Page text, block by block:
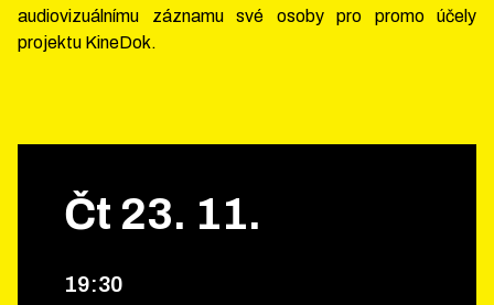
audiovizuálnímu záznamu své osoby pro promo účely
projektu KineDok.
Čt 23. 11.
19:30